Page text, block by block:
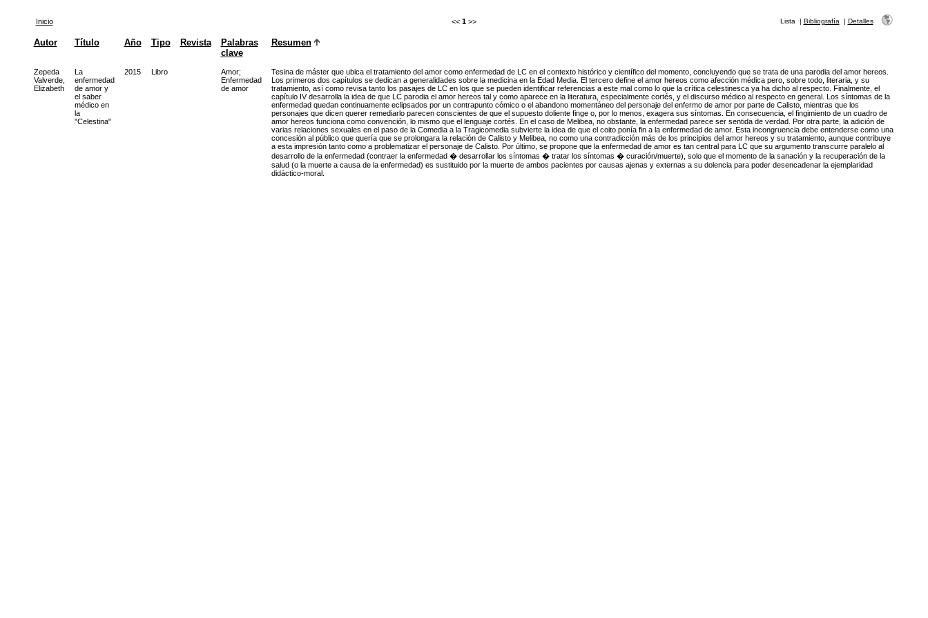
Inicio << 1 >> Lista | Bibliografía | Detalles
Autor Título Año Tipo Revista
Palabras
clave
Resumen
Zepeda
Valverde,
Elizabeth
La
enfermedad
de amor y
el saber
médico en
la
"Celestina"
2015 Libro Amor;
Enfermedad
de amor
Tesina de máster que ubica el tratamiento del amor como enfermedad de LC en el contexto histórico y científico del momento, concluyendo que se trata de una parodia del amor hereos.
Los primeros dos capítulos se dedican a generalidades sobre la medicina en la Edad Media. El tercero define el amor hereos como afección médica pero, sobre todo, literaria, y su
tratamiento, así como revisa tanto los pasajes de LC en los que se pueden identificar referencias a este mal como lo que la crítica celestinesca ya ha dicho al respecto. Finalmente, el
capítulo IV desarrolla la idea de que LC parodia el amor hereos tal y como aparece en la literatura, especialmente cortés, y el discurso médico al respecto en general. Los síntomas de la
enfermedad quedan continuamente eclipsados por un contrapunto cómico o el abandono momentáneo del personaje del enfermo de amor por parte de Calisto, mientras que los
personajes que dicen querer remediarlo parecen conscientes de que el supuesto doliente finge o, por lo menos, exagera sus síntomas. En consecuencia, el fingimiento de un cuadro de
amor hereos funciona como convención, lo mismo que el lenguaje cortés. En el caso de Melibea, no obstante, la enfermedad parece ser sentida de verdad. Por otra parte, la adición de
varias relaciones sexuales en el paso de la Comedia a la Tragicomedia subvierte la idea de que el coito ponía fin a la enfermedad de amor. Esta incongruencia debe entenderse como una
concesión al público que quería que se prolongara la relación de Calisto y Melibea, no como una contradicción más de los principios del amor hereos y su tratamiento, aunque contribuye
a esta impresión tanto como a problematizar el personaje de Calisto. Por último, se propone que la enfermedad de amor es tan central para LC que su argumento transcurre paralelo al
desarrollo de la enfermedad (contraer la enfermedad � desarrollar los síntomas � tratar los síntomas � curación/muerte), solo que el momento de la sanación y la recuperación de la
salud (o la muerte a causa de la enfermedad) es sustituido por la muerte de ambos pacientes por causas ajenas y externas a su dolencia para poder desencadenar la ejemplaridad
didáctico-moral.